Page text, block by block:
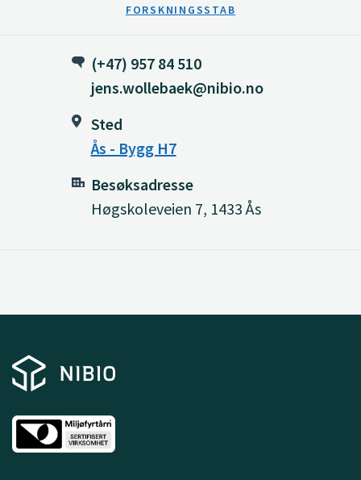
FORSKNINGSSTAB
(+47) 957 84 510
jens.wollebaek@nibio.no
Sted
Ås - Bygg H7
Besøksadresse
Høgskoleveien 7, 1433 Ås